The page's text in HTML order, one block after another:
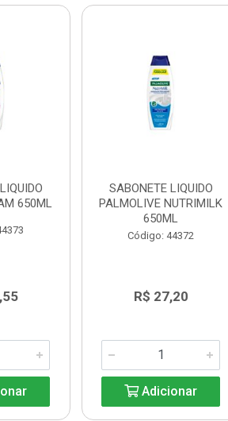
650ML
SABONETE LIQUIDO
PALMOLIVE NUTRIMILK
650ML
Código: 44372
R$ 27,20
Adicionar